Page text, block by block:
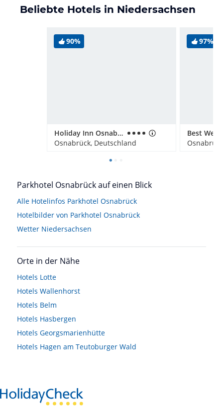
Beliebte Hotels in Niedersachsen
90%
Holiday Inn Osnabrück
Osnabrück, Deutschland
97%
Parkhotel Osnabrück auf einen Blick
Alle Hotelinfos Parkhotel Osnabrück
Hotelbilder von Parkhotel Osnabrück
Wetter Niedersachsen
Orte in der Nähe
Hotels Lotte
Hotels Wallenhorst
Hotels Belm
Hotels Hasbergen
Hotels Georgsmarienhütte
Hotels Hagen am Teutoburger Wald